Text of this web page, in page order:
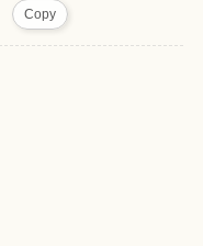
Copy